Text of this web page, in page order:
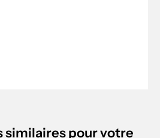
similaires pour votre